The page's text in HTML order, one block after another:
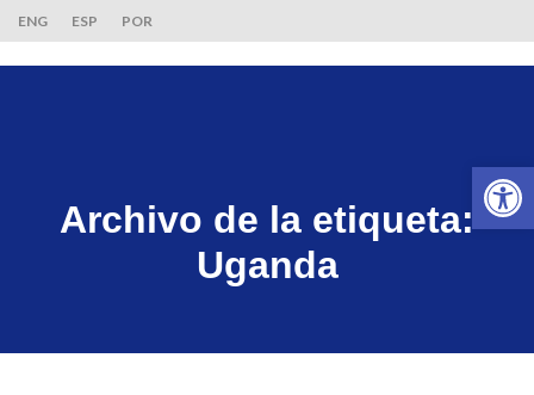
ENG ESP POR
Archivo de la etiqueta:
Uganda